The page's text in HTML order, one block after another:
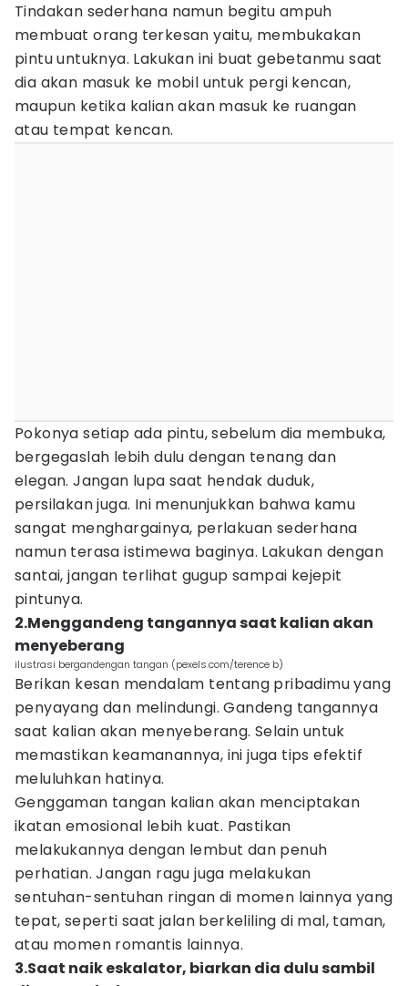
Tindakan sederhana namun begitu ampuh
membuat orang terkesan yaitu, membukakan
pintu untuknya. Lakukan ini buat gebetanmu saat
dia akan masuk ke mobil untuk pergi kencan,
maupun ketika kalian akan masuk ke ruangan
atau tempat kencan.
Pokonya setiap ada pintu, sebelum dia membuka,
bergegaslah lebih dulu dengan tenang dan
elegan. Jangan lupa saat hendak duduk,
persilakan juga. Ini menunjukkan bahwa kamu
sangat menghargainya, perlakuan sederhana
namun terasa istimewa baginya. Lakukan dengan
santai, jangan terlihat gugup sampai kejepit
pintunya.
2.Menggandeng tangannya saat kalian akan
menyeberang
ilustrasi bergandengan tangan (pexels.com/terence b)
Berikan kesan mendalam tentang pribadimu yang
penyayang dan melindungi. Gandeng tangannya
saat kalian akan menyeberang. Selain untuk
memastikan keamanannya, ini juga tips efektif
meluluhkan hatinya.
Genggaman tangan kalian akan menciptakan
ikatan emosional lebih kuat. Pastikan
melakukannya dengan lembut dan penuh
perhatian. Jangan ragu juga melakukan
sentuhan-sentuhan ringan di momen lainnya yang
tepat, seperti saat jalan berkeliling di mal, taman,
atau momen romantis lainnya.
3.Saat naik eskalator, biarkan dia dulu sambil